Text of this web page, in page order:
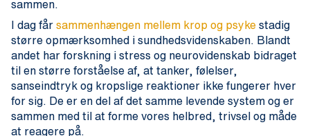
sammen.
I dag får sammenhængen mellem krop og psyke stadig
større opmærksomhed i sundhedsvidenskaben. Blandt
andet har forskning i stress og neurovidenskab bidraget
til en større forståelse af, at tanker, følelser,
sanseindtryk og kropslige reaktioner ikke fungerer hver
for sig. De er en del af det samme levende system og er
sammen med til at forme vores helbred, trivsel og måde
at reagere på.